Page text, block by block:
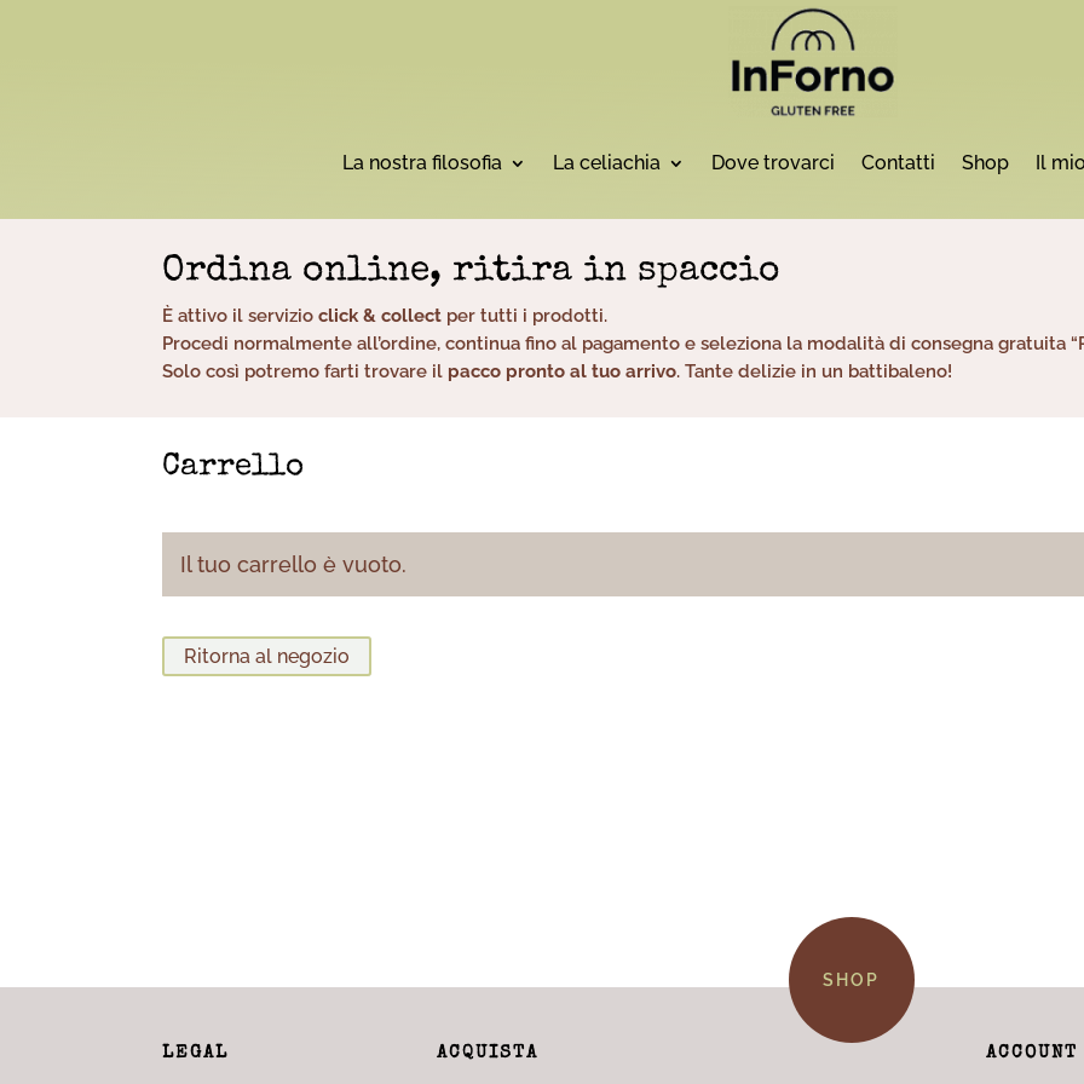
La nostra filosofia La celiachia Dove trovarci Contatti Shop Il
Ordina online, ritira in spaccio
È attivo il servizioclick & collect per tutti i prodotti.
Procedi normalmente all’ordine, continua fino al pagamento e seleziona la modalità di consegna gratuita
Solo così potremo farti trovare il pacco pronto al tuo arrivo. Tante delizie in un battibaleno!
Carrello
Il tuo carrello è vuoto.
Ritorna al negozio
LEGAL ACQUISTA
SHOP
ACCOUNT